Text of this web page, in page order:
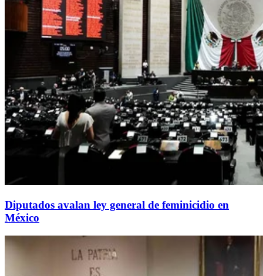
Diputados avalan ley general de feminicidio en
México